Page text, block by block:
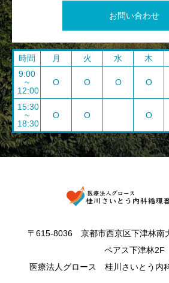
お問い合わせ
時間 月 火 水 木
9:00
~
12:00
O O O O
15:30
~
18:30
O O O
〒615-8036 京都市西京区下津林南
ペアス下津林2F
医療法人グロース 桂川さいとう内